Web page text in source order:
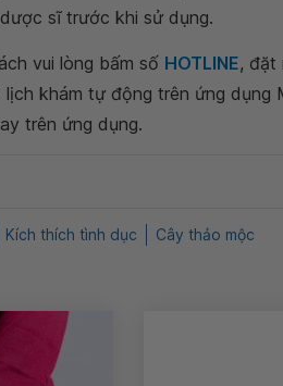
sĩ trước khi sử dụng.
vui lòng bấm số HOTLINE, đặt
lịch khám tự động trên ứng dụng
trên ứng dụng.
Kích thích tình dục Cây thảo mộc